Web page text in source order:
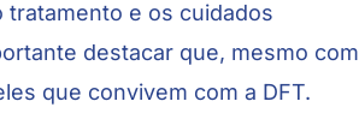
tratamento e os cuidados
destacar que, mesmo com
que convivem com a DFT.